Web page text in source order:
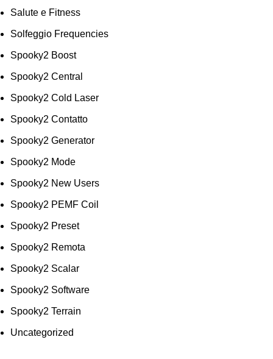
Salute e Fitness
Solfeggio Frequencies
Spooky2 Boost
Spooky2 Central
Spooky2 Cold Laser
Spooky2 Contatto
Spooky2 Generator
Spooky2 Mode
Spooky2 New Users
Spooky2 PEMF Coil
Spooky2 Preset
Spooky2 Remota
Spooky2 Scalar
Spooky2 Software
Spooky2 Terrain
Uncategorized